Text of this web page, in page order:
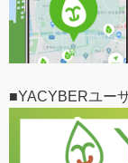
■YACYBERユー